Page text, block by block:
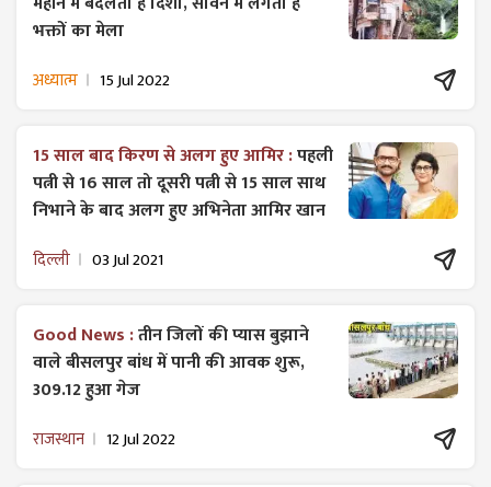
भक्तों का मेला
अध्यात्म 15 Jul 2022
15 साल बाद किरण से अलग हुए आमिर :पहली
पत्नी से 16 साल तो दूसरी पत्नी से 15 साल साथ
निभाने के बाद अलग हुए अभिनेता आमिर खान
दिल्ली 03 Jul 2021
Good News :तीन जिलों की प्यास बुझाने
वाले बीसलपुर बांध में पानी की आवक शुरू,
309.12 हुआ गेज
राजस्थान 12 Jul 2022